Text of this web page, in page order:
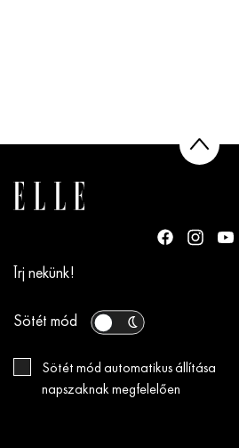
Írj nekünk!
Sötét mód
Sötét mód automatikus állítása
napszaknak megfelelően